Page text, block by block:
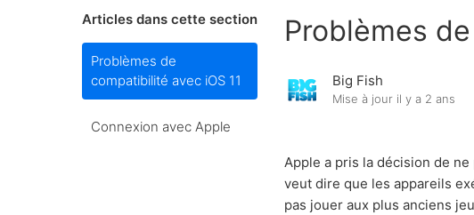
Articles dans cette section
Problèmes de
compatibilité avec iOS 11
Connexion avec Apple
Problèmes
Big Fish
Mise à jour il y a 2 ans
Apple a pris la décision de
veut dire que les appareils
pas jouer aux plus anciens